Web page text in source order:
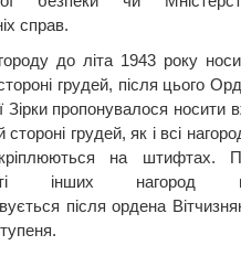
справ.
до літа 1943 року
грудей, після цього
Зірки пропонувалося носити
стороні грудей, як і всі
на штифтах.
інших нагород
після ордена